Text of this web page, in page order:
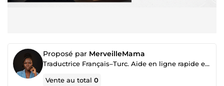
Proposé par MerveilleMama
Traductrice Français–Turc. Aide en ligne rapide et fiable
Vente au total0